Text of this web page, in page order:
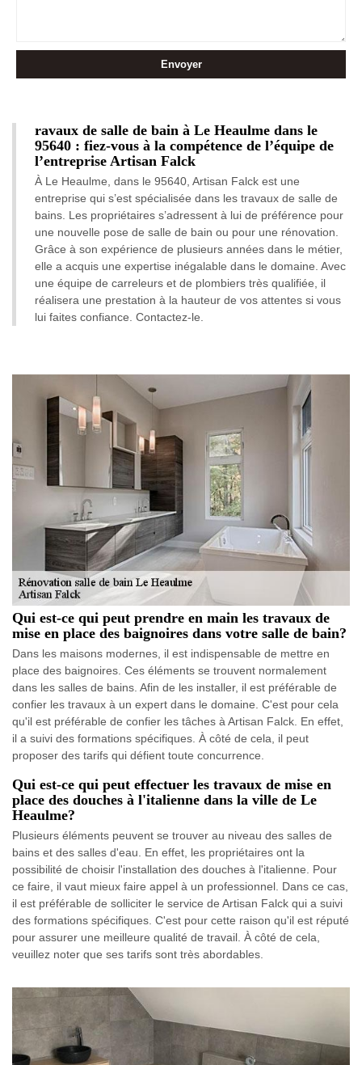
ravaux de salle de bain à Le Heaulme dans le
95640 : fiez-vous à la compétence de l’équipe de
l’entreprise Artisan Falck
À Le Heaulme, dans le 95640, Artisan Falck est une
entreprise qui s’est spécialisée dans les travaux de salle de
bains. Les propriétaires s’adressent à lui de préférence pour
une nouvelle pose de salle de bain ou pour une rénovation.
Grâce à son expérience de plusieurs années dans le métier,
elle a acquis une expertise inégalable dans le domaine. Avec
une équipe de carreleurs et de plombiers très qualifiée, il
réalisera une prestation à la hauteur de vos attentes si vous
lui faites confiance. Contactez-le.
Qui est-ce qui peut prendre en main les travaux de
mise en place des baignoires dans votre salle de bain?
Dans les maisons modernes, il est indispensable de mettre en
place des baignoires. Ces éléments se trouvent normalement
dans les salles de bains. Afin de les installer, il est préférable de
confier les travaux à un expert dans le domaine. C'est pour cela
qu'il est préférable de confier les tâches à Artisan Falck. En effet,
il a suivi des formations spécifiques. À côté de cela, il peut
proposer des tarifs qui défient toute concurrence.
Qui est-ce qui peut effectuer les travaux de mise en
place des douches à l'italienne dans la ville de Le
Heaulme?
Plusieurs éléments peuvent se trouver au niveau des salles de
bains et des salles d'eau. En effet, les propriétaires ont la
possibilité de choisir l'installation des douches à l'italienne. Pour
ce faire, il vaut mieux faire appel à un professionnel. Dans ce cas,
il est préférable de solliciter le service de Artisan Falck qui a suivi
des formations spécifiques. C'est pour cette raison qu'il est réputé
pour assurer une meilleure qualité de travail. À côté de cela,
veuillez noter que ses tarifs sont très abordables.